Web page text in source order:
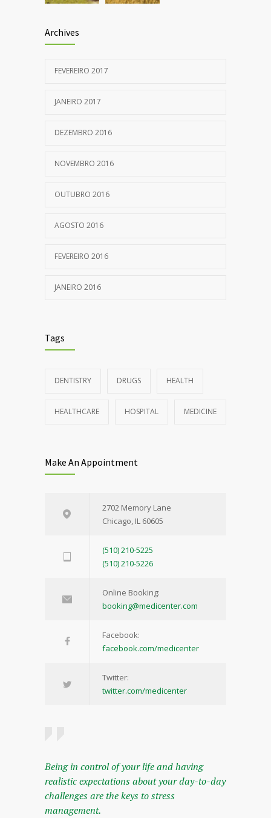
Archives
FEVEREIRO 2017
JANEIRO 2017
DEZEMBRO 2016
NOVEMBRO 2016
OUTUBRO 2016
AGOSTO 2016
FEVEREIRO 2016
JANEIRO 2016
Tags
DENTISTRY DRUGS HEALTH
HEALTHCARE HOSPITAL MEDICINE
Make An Appointment
2702 Memory Lane
Chicago, IL 60605
(510) 210-5225
(510) 210-5226
Online Booking:
booking@medicenter.com
Facebook:
facebook.com/medicenter
Twitter:
twitter.com/medicenter
Being in control of your life and having
realistic expectations about your day-to-day
challenges are the keys to stress
management.